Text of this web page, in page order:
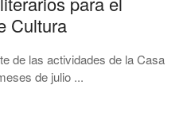
Cultura
de las actividades de la Casa
de julio ...